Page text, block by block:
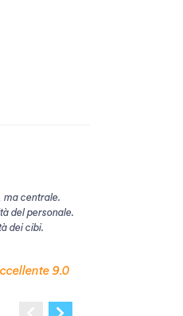
ma centrale.
del personale.
dei cibi.
9.0